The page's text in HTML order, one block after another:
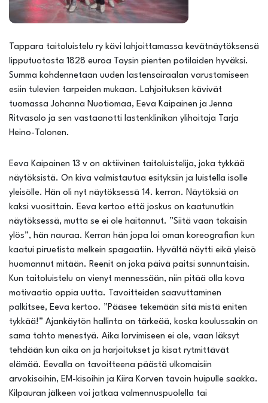
Tappara taitoluistelu ry kävi lahjoittamassa kevätnäytöksensä
lipputuotosta 1828 euroa Taysin pienten potilaiden hyväksi.
Summa kohdennetaan uuden lastensairaalan varustamiseen
esiin tulevien tarpeiden mukaan. Lahjoituksen kävivät
tuomassa Johanna Nuotiomaa, Eeva Kaipainen ja Jenna
Ritvasalo ja sen vastaanotti lastenklinikan ylihoitaja Tarja
Heino-Tolonen.
Eeva Kaipainen 13 v on aktiivinen taitoluistelija, joka tykkää
näytöksistä. On kiva valmistautua esityksiin ja luistella isolle
yleisölle. Hän oli nyt näytöksessä 14. kerran. Näytöksiä on
kaksi vuosittain. Eeva kertoo että joskus on kaatunutkin
näytöksessä, mutta se ei ole haitannut. ”Siitä vaan takaisin
ylös”, hän nauraa. Kerran hän jopa loi oman koreografian kun
kaatui piruetista melkein spagaatiin. Hyvältä näytti eikä yleisö
huomannut mitään. Reenit on joka päivä paitsi sunnuntaisin.
Kun taitoluistelu on vienyt mennessään, niin pitää olla kova
motivaatio oppia uutta. Tavoitteiden saavuttaminen
palkitsee, Eeva kertoo. ”Pääsee tekemään sitä mistä eniten
tykkää!” Ajankäytön hallinta on tärkeää, koska koulussakin on
sama tahto menestyä. Aika lorvimiseen ei ole, vaan läksyt
tehdään kun aika on ja harjoitukset ja kisat rytmittävät
elämää. Eevalla on tavoitteena päästä ulkomaisiin
arvokisoihin, EM-kisoihin ja Kiira Korven tavoin huipulle saakka.
Kilpauran jälkeen voi jatkaa valmennuspuolella tai